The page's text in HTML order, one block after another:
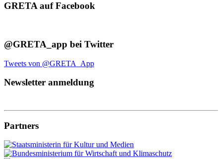
GRETA auf Facebook
@GRETA_app bei Twitter
Tweets von @GRETA_App
Newsletter anmeldung
Partners